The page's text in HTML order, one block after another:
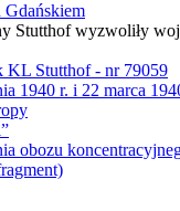
Gdańskiem
Stutthof wyzwoliły
KL Stutthof - nr 79059
1940 r. i 22 marca
obozu